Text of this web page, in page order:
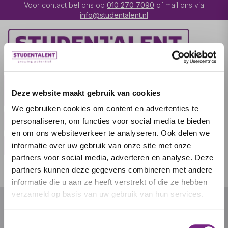
Deze website maakt gebruik van cookies
We gebruiken cookies om content en advertenties te
personaliseren, om functies voor social media te bieden
en om ons websiteverkeer te analyseren. Ook delen we
informatie over uw gebruik van onze site met onze
partners voor social media, adverteren en analyse. Deze
partners kunnen deze gegevens combineren met andere
informatie die u aan ze heeft verstrekt of die ze hebben
verzameld op basis van uw gebruik van hun services.
Voor contact bel ons op 010 270 7090 of mail ons via
info@studentalent.nl
UITZENDKRACHT
IK BEN WERKGEVER OVER STUDENTALENT
SPECIALISATIES